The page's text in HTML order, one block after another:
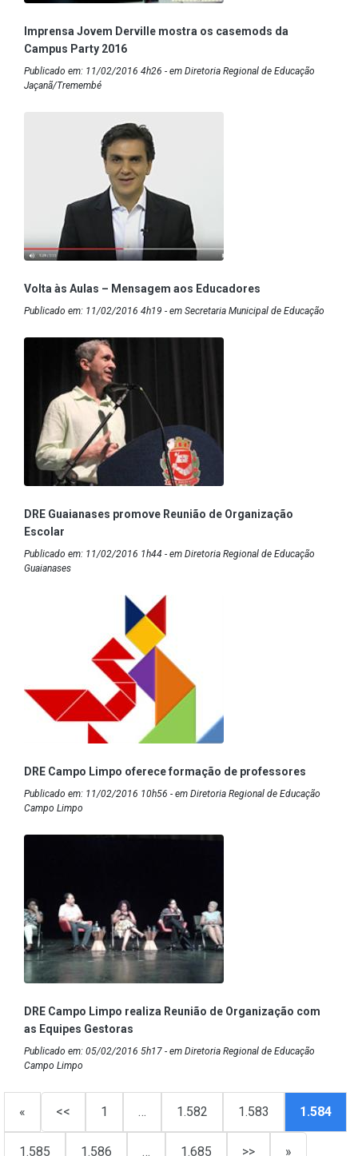
Imprensa Jovem Derville mostra os casemods da
Campus Party 2016
Publicado em: 11/02/2016 4h26 - em Diretoria Regional de Educação
Jaçanã/Tremembé
Volta às Aulas – Mensagem aos Educadores
Publicado em: 11/02/2016 4h19 - em Secretaria Municipal de Educação
DRE Guaianases promove Reunião de Organização
Escolar
Publicado em: 11/02/2016 1h44 - em Diretoria Regional de Educação
Guaianases
DRE Campo Limpo oferece formação de professores
Publicado em: 11/02/2016 10h56 - em Diretoria Regional de Educação
Campo Limpo
DRE Campo Limpo realiza Reunião de Organização com
as Equipes Gestoras
Publicado em: 05/02/2016 5h17 - em Diretoria Regional de Educação
Campo Limpo
« << 1 … 1.582 1.583 1.584
1.585 1.586 … 1.685 >> »